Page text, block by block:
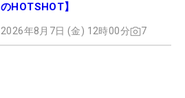
のHOTSHOT】
2026年8月7日 (金) 12時00分 7